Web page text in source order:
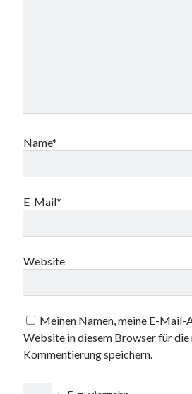
Name*
E-Mail*
Website
Meinen Namen, meine E-Mail-
Website in diesem Browser für die
Kommentierung speichern.